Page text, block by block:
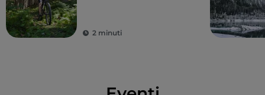
2 minuti